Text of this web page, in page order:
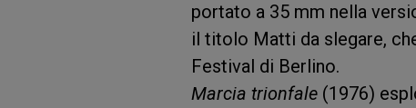
portato a 35 mm nella
il titolo Matti da slegare,
Festival di Berlino.
Marcia trionfale (1976)